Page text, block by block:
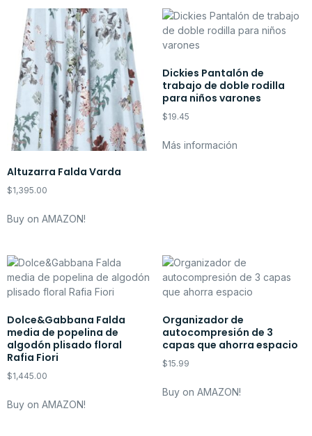
Altuzarra Falda Varda
$1,395.00
Buy on AMAZON!
Dickies Pantalón de
trabajo de doble rodilla
para niños varones
$19.45
Más información
Dolce&Gabbana Falda
media de popelina de
algodón plisado floral
Rafia Fiori
$1,445.00
Buy on AMAZON!
Organizador de
autocompresión de 3
capas que ahorra espacio
$15.99
Buy on AMAZON!